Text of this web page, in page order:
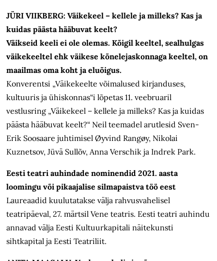
JÜRI VIIKBERG: Väikekeel – kellele ja milleks? Kas ja
kuidas päästa hääbuvat keelt?
Väikseid keeli ei ole olemas. Kõigil keeltel, sealhulgas
väikekeeltel ehk väikese kõnelejaskonnaga keeltel, on
maailmas oma koht ja eluõigus.
Konverentsi „Väikekeelte võimalused kirjanduses,
kultuuris ja ühiskonnas“i lõpetas 11. veebruaril
vestlusring „Väikekeel – kellele ja milleks? Kas ja kuidas
päästa hääbuvat keelt?“ Neil teemadel arutlesid Sven-
Erik Soosaare juhtimisel Øyvind Rangøy, Nikolai
Kuznetsov, Jüvä Sullõv, Anna Verschik ja Indrek Park.
Eesti teatri auhindade nominendid 2021. aasta
loomingu või pikaajalise silmapaistva töö eest
Laureaadid kuulutatakse välja rahvusvahelisel
teatripäeval, 27. märtsil Vene teatris. Eesti teatri auhindu
annavad välja Eesti Kultuurkapitali näitekunsti
sihtkapital ja Eesti Teatriliit.